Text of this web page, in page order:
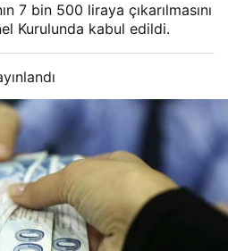
7 bin 500 liraya çıkarılmasını
Kurulunda kabul edildi.